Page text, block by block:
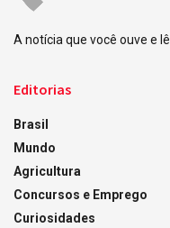
A notícia que você ouve e lê.
Editorias
Brasil
Mundo
Agricultura
Concursos e Emprego
Curiosidades